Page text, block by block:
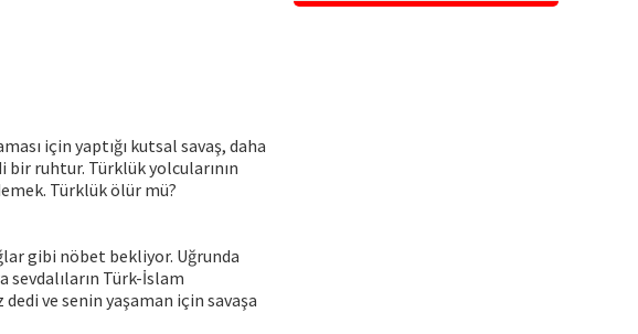
için yaptığı kutsal savaş, daha
bir ruhtur. Türklük yolcularının
Türklük ölür mü?
gibi nöbet bekliyor. Uğrunda
sevdalıların Türk-İslam
ve senin yaşaman için savaşa